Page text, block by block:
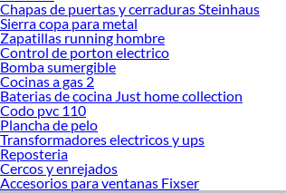
Chapas de puertas y cerraduras Steinhaus
Sierra copa para metal
Zapatillas running hombre
Control de porton electrico
Bomba sumergible
Cocinas a gas 2
Baterias de cocina Just home collection
Codo pvc 110
Plancha de pelo
Transformadores electricos y ups
Reposteria
Cercos y enrejados
Accesorios para ventanas Fixser